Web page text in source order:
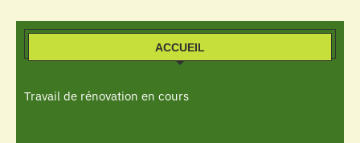
ACCUEIL
Travail de rénovation en cours